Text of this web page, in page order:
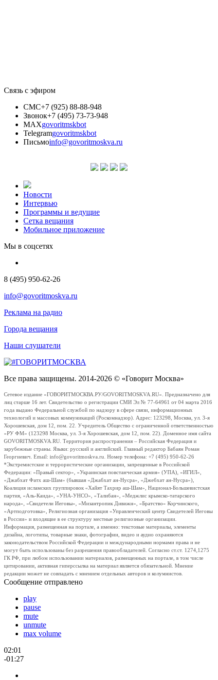
Связь с эфиром
СМС+7 (925) 88-88-948
Звонок+7 (495) 73-73-948
MAXgovoritmskbot
Telegramgovoritmskbot
Письмоinfo@govoritmoskva.ru
Новости
Интервью
Программы и ведущие
Сетка вещания
Мобильное приложение
Мы в соцсетях
8 (495) 950-62-26
info@govoritmoskva.ru
Реклама на радио
Города вещания
Наши слушатели
Все права защищены. 2014-2026 © «Говорит Москва»
Сетевое издание «ГОВОРИТМОСКВА.РУ/GOVORITMOSKVA.RU». Предназначено для
лиц старше 16 лет. Свидетельство о регистрации СМИ Эл № 77-64961 от 04 марта 2016
года выдано Федеральной службой по надзору в сфере связи, информационных
технологий и массовых коммуникаций (Роскомнадзор). Адрес: 123298, Москва, ул. 3-я
Хорошевская, дом 12, пом. 22. Учредитель Общество с ограниченной ответственностью
«РУ ФМ» (123298 Москва, ул. 3-я Хорошевская, дом 12, пом. 22). Доменное имя сайта
GOVORITMOSKVA.RU. Территория распространения – Российская Федерация и
зарубежные страны. Языки: русский и английский. Главный редактор Бабаян Роман
Георгиевич. Email: info@govoritmoskva.ru. Номер телефона: +7 (495) 950-62-26
*Экстремистские и террористические организации, запрещенные в Российской
Федерации: «Правый сектор», «Украинская повстанческая армия» (УПА), «ИГИЛ»,
«Джабхат Фатх аш-Шам» (бывшая «Джабхат ан-Нусра», «Джебхат ан-Нусра»),
Коалиция исламских группировок «Хайят Тахрир аш-Шам», Национал-Большевистская
партия, «Аль-Каида», «УНА-УНСО», «Талибан», «Меджлис крымско-татарского
народа», «Свидетели Иеговы», «Мизантропик Дивижн», «Братство» Корчинского,
«Артподготовка», Религиозная организация «Управленческий центр Свидетелей Иеговы
в России» и входящие в ее структуру местные религиозные организации.
Информация, размещенная на портале, а именно: текстовые материалы, элементы
дизайна, логотипы, товарные знаки, фотографии, видео и аудио охраняются
законодательством Российской Федерации и международными нормами права и не
могут быть использованы без разрешения правообладателей. Согласно ст.ст. 1274,1275
ГК РФ, при любом использовании материалов, размещенных на портале, в том числе
цитировании, активная гиперссылка на материал является обязательной. Мнение
редакции может не совпадать с мнением отдельных авторов и колумнистов.
Сообщение отправлено
play
pause
mute
unmute
max volume
02:01
-01:27